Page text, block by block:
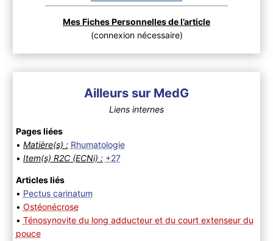
Mes Fiches Personnelles de l’article
(connexion nécessaire)
Ailleurs sur MedG
Liens internes
Pages liées
• Matière(s) : Rhumatologie
• Item(s) R2C (ECNi) : +27
Articles liés
• Pectus carinatum
• Ostéonécrose
• Ténosynovite du long adducteur et du court extenseur du
pouce